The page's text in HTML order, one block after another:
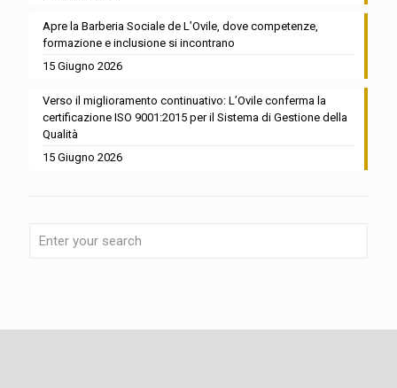
Apre la Barberia Sociale de L’Ovile, dove competenze,
formazione e inclusione si incontrano
15 Giugno 2026
Verso il miglioramento continuativo: L’Ovile conferma la
certificazione ISO 9001:2015 per il Sistema di Gestione della
Qualità
15 Giugno 2026